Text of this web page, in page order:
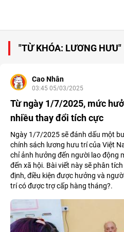
"TỪ KHÓA: LƯƠNG HƯU"
Cao Nhân
03:45 05/03/2025
Từ ngày 1/7/2025, mức
nhiều thay đổi tích cực
Ngày 1/7/2025 sẽ đánh dấu một
chính sách lương hưu trí của Việt
chỉ ảnh hưởng đến người lao động
đến xã hội. Bài viết này sẽ phân
định, điều kiện được hưởng và
trí có được trợ cấp hàng tháng?.